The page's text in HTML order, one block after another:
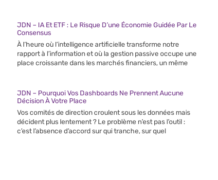
JDN – IA Et ETF : Le Risque D’une Économie Guidée Par Le
Consensus
À l’heure où l’intelligence artificielle transforme notre
rapport à l’information et où la gestion passive occupe une
place croissante dans les marchés financiers, un même
JDN – Pourquoi Vos Dashboards Ne Prennent Aucune
Décision À Votre Place
Vos comités de direction croulent sous les données mais
décident plus lentement ? Le problème n’est pas l’outil :
c’est l’absence d’accord sur qui tranche, sur quel